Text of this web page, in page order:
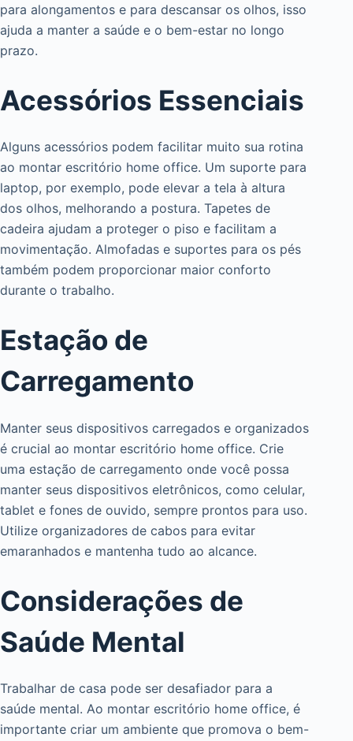
para alongamentos e para descansar os olhos, isso
ajuda a manter a saúde e o bem-estar no longo
prazo.
Acessórios Essenciais
Alguns acessórios podem facilitar muito sua rotina
ao montar escritório home office. Um suporte para
laptop, por exemplo, pode elevar a tela à altura
dos olhos, melhorando a postura. Tapetes de
cadeira ajudam a proteger o piso e facilitam a
movimentação. Almofadas e suportes para os pés
também podem proporcionar maior conforto
durante o trabalho.
Estação de
Carregamento
Manter seus dispositivos carregados e organizados
é crucial ao montar escritório home office. Crie
uma estação de carregamento onde você possa
manter seus dispositivos eletrônicos, como celular,
tablet e fones de ouvido, sempre prontos para uso.
Utilize organizadores de cabos para evitar
emaranhados e mantenha tudo ao alcance.
Considerações de
Saúde Mental
Trabalhar de casa pode ser desafiador para a
saúde mental. Ao montar escritório home office, é
importante criar um ambiente que promova o bem-